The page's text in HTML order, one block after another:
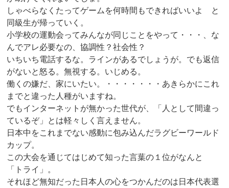
しゃべらなくたってゲームを何時間もできればいいよ と
同級生が帰っていく。
小学校の運動会ってみんなが同じことをやって・・・、な
んでアレ必要なの、協調性？社会性？
いちいち電話するな。ラインがあるでしょうが。でも返信
がないと怒る。無視する。いじめる。
働くの嫌だ、家にいたい。・・・・・・・あきらかにこれ
までと違った人種がいますね。
でもインターネットが無かった世代が、「人として間違っ
ているぞ」とは軽々しく言えません。
日本中をこれまでない感動に包み込んだラグビーワールド
カップ。
この大会を通じてはじめて知った言葉の１位がなんと
「トライ」。
それほど無知だった日本人の心をつかんだのは日本代表選